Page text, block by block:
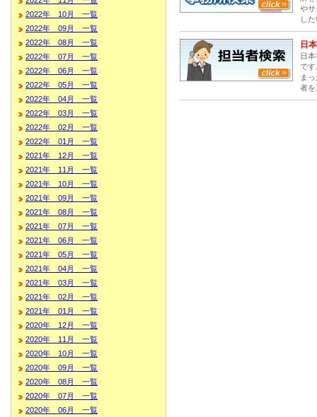
2022年 10月 一覧
2022年 09月 一覧
2022年 08月 一覧
2022年 07月 一覧
2022年 06月 一覧
2022年 05月 一覧
2022年 04月 一覧
2022年 03月 一覧
2022年 02月 一覧
2022年 01月 一覧
2021年 12月 一覧
2021年 11月 一覧
2021年 10月 一覧
2021年 09月 一覧
2021年 08月 一覧
2021年 07月 一覧
2021年 06月 一覧
2021年 05月 一覧
2021年 04月 一覧
2021年 03月 一覧
2021年 02月 一覧
2021年 01月 一覧
2020年 12月 一覧
2020年 11月 一覧
2020年 10月 一覧
2020年 09月 一覧
2020年 08月 一覧
2020年 07月 一覧
2020年 06月 一覧
やサ
し
日
日
です
ま
者を